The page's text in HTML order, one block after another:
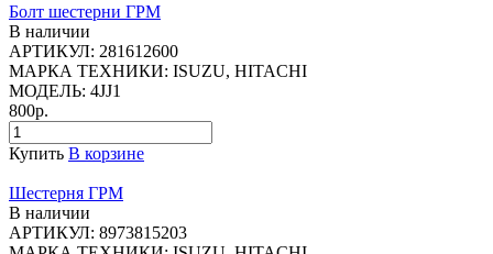
Болт шестерни ГРМ
В наличии
АРТИКУЛ: 281612600
МАРКА ТЕХНИКИ: ISUZU, HITACHI
МОДЕЛЬ: 4JJ1
800р.
Купить В корзине
Шестерня ГРМ
В наличии
АРТИКУЛ: 8973815203